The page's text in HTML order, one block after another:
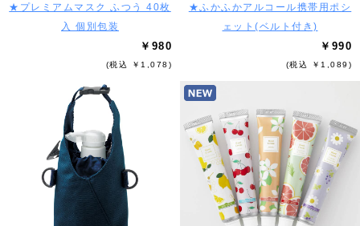
★プレミアムマスク ふつう 40枚
入 個別包装
￥980
(税込 ￥1,078)
★ふかふかアルコール携帯用ポシ
ェット(ベルト付き)
￥990
(税込 ￥1,089)